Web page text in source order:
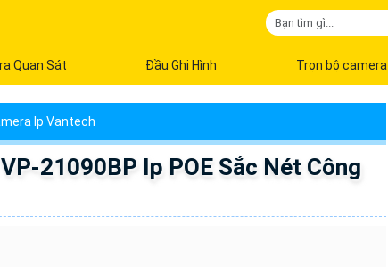
Quan Sát Đầu Ghi Hình Trọn bộ camera
Ip Vantech
21090BP Ip POE Sắc Nét Công